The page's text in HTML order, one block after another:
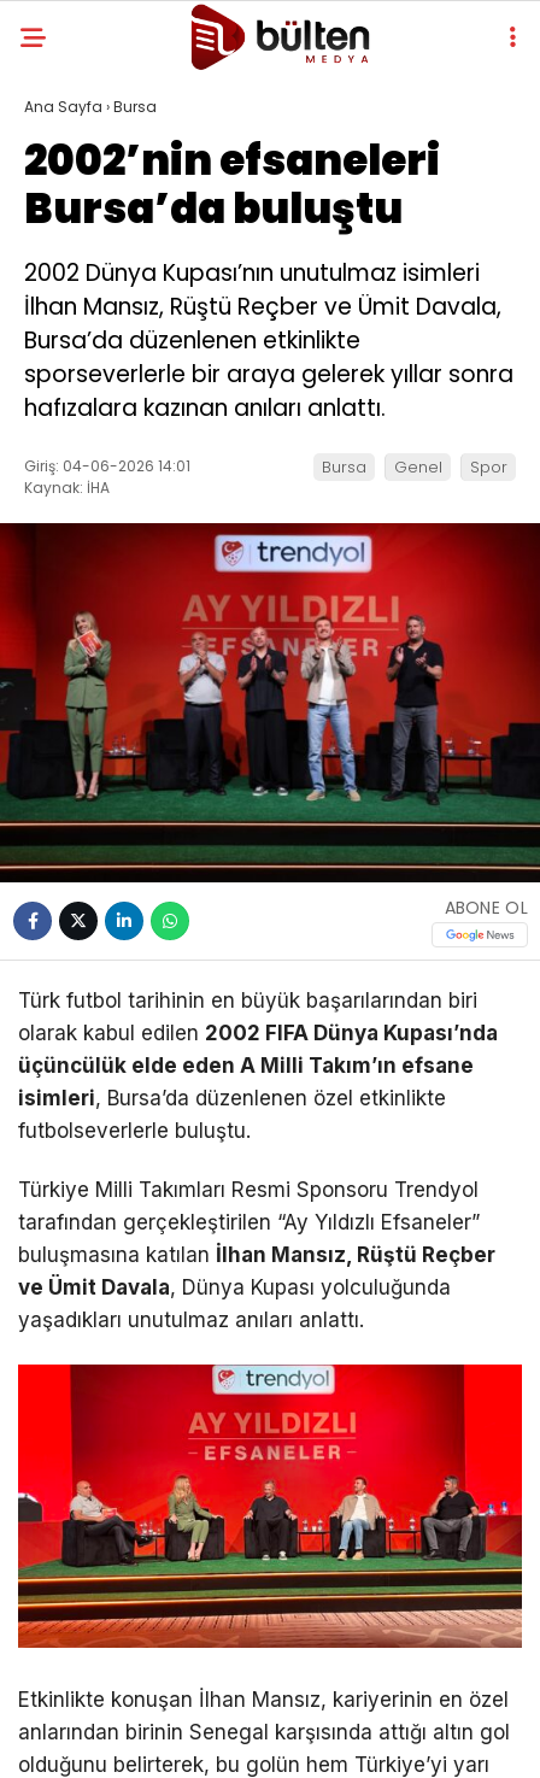
Ana Sayfa ›Bursa
2002’nin efsaneleri
Bursa’da buluştu
2002 Dünya Kupası’nın unutulmaz isimleri
İlhan Mansız, Rüştü Reçber ve Ümit Davala,
Bursa’da düzenlenen etkinlikte
sporseverlerle bir araya gelerek yıllar sonra
hafızalara kazınan anıları anlattı.
Giriş: 04-06-2026 14:01
Kaynak: İHA
Bursa Genel Spor
ABONE OL
Türk futbol tarihinin en büyük başarılarından biri
olarak kabul edilen 2002 FIFA Dünya Kupası’nda
üçüncülük elde eden A Milli Takım’ın efsane
isimleri, Bursa’da düzenlenen özel etkinlikte
futbolseverlerle buluştu.
Türkiye Milli Takımları Resmi Sponsoru Trendyol
tarafından gerçekleştirilen “Ay Yıldızlı Efsaneler”
buluşmasına katılan İlhan Mansız, Rüştü Reçber
ve Ümit Davala, Dünya Kupası yolculuğunda
yaşadıkları unutulmaz anıları anlattı.
Etkinlikte konuşan İlhan Mansız, kariyerinin en özel
anlarından birinin Senegal karşısında attığı altın gol
olduğunu belirterek, bu golün hem Türkiye’yi yarı